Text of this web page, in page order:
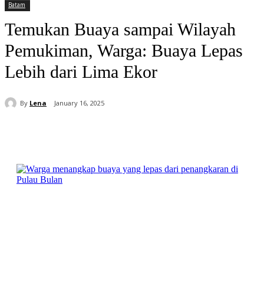
Batam
Temukan Buaya sampai Wilayah
Pemukiman, Warga: Buaya Lepas
Lebih dari Lima Ekor
By Lena January 16, 2025